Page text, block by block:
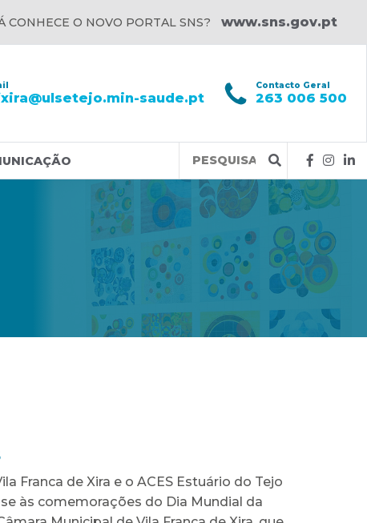
CONHECE O NOVO PORTAL SNS? www.sns.gov.pt
saude.pt
Contacto Geral
263 006 500
Query
Franca de Xira e o ACES Estuário do Tejo
às comemorações do Dia Mundial da